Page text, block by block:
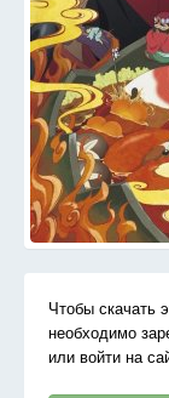
Чтобы скачать
необходимо
или войти на